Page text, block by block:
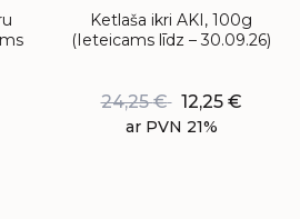
Ketlaša ikri AKI, 100g
(Ieteicams līdz – 30.09.26)
24,25€ 12,25 €
ar PVN 21%